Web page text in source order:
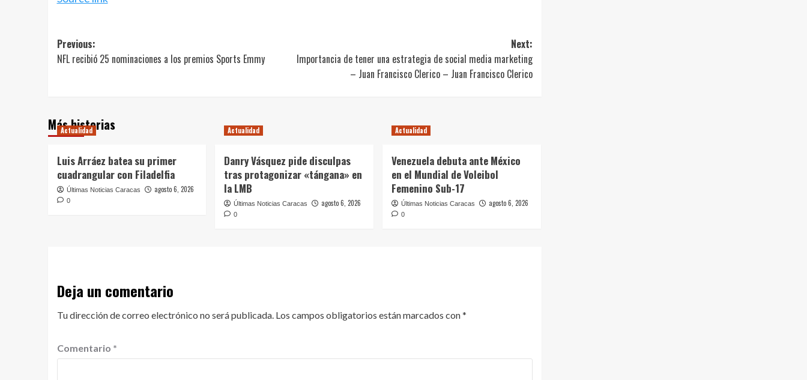
Post
navigation
Previous:
NFL recibió 25 nominaciones a los premios Sports Emmy
Next:
Importancia de tener una estrategia de social media marketing
– Juan Francisco Clerico – Juan Francisco Clerico
Más historias
Actualidad
Luis Arráez batea su primer
cuadrangular con Filadelfia
Últimas Noticias Caracas agosto 6, 2026
0
Actualidad
Danry Vásquez pide disculpas
tras protagonizar «tángana» en
la LMB
Últimas Noticias Caracas agosto 6, 2026
0
Actualidad
Venezuela debuta ante México
en el Mundial de Voleibol
Femenino Sub-17
Últimas Noticias Caracas agosto 6, 2026
0
Deja un comentario
Tu dirección de correo electrónico no será publicada. Los campos obligatorios están marcados con*
Comentario *